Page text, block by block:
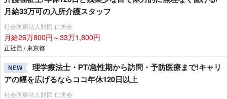
月給33万可の入所介護スタッフ
社会医療法人財団 仁医会
月給26万800円～33万1,800円
正社員 / 東京都
NEW
理学療法士・PT/急性期から訪問・予防医療まで!キャリ
アの幅を広げるならココ年休120日以上
社会医療法人財団 仁医会